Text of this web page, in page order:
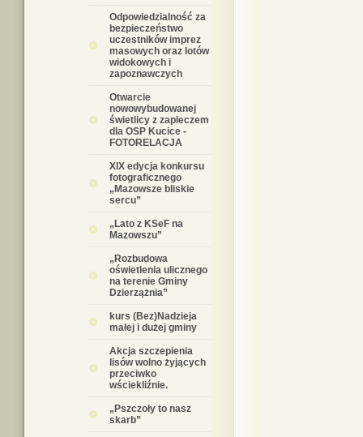
Odpowiedzialność za
bezpieczeństwo
uczestników imprez
masowych oraz lotów
widokowych i
zapoznawczych
Otwarcie
nowowybudowanej
świetlicy z zapleczem
dla OSP Kucice -
FOTORELACJA
XIX edycja konkursu
fotograficznego
„Mazowsze bliskie
sercu”
„Lato z KSeF na
Mazowszu”
„Rozbudowa
oświetlenia ulicznego
na terenie Gminy
Dzierzążnia”
kurs (Bez)Nadzieja
małej i dużej gminy
Akcja szczepienia
lisów wolno żyjących
przeciwko
wściekliźnie.
„Pszczoły to nasz
skarb”